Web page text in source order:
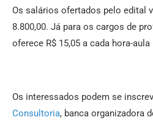
Os salários ofertados pelo edital
8.800,00. Já para os cargos de
oferece R$ 15,05 a cada hora-
Os interessados podem se
Consultoria, banca organizadora